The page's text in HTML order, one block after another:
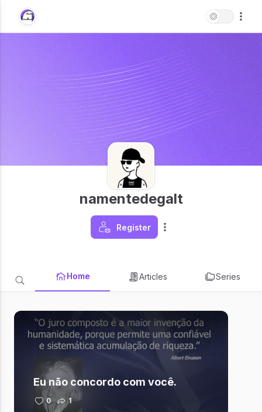
namentedegalt
Register
Home Articles Series
Eu não concordo com você.
0 1